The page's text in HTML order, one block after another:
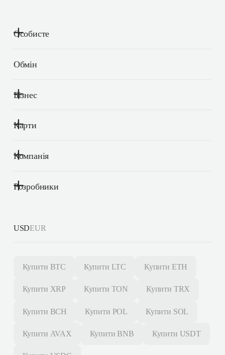
Особисте
Обмін
Бізнес
Карти
Компанія
Розробники
USDEUR
Купити BTC Купити LTC Купити ETH
Купити XRP Купити TON Купити TRX
Купити BCH Купити POL Купити SOL
Купити AVAX Купити BNB Купити USDT